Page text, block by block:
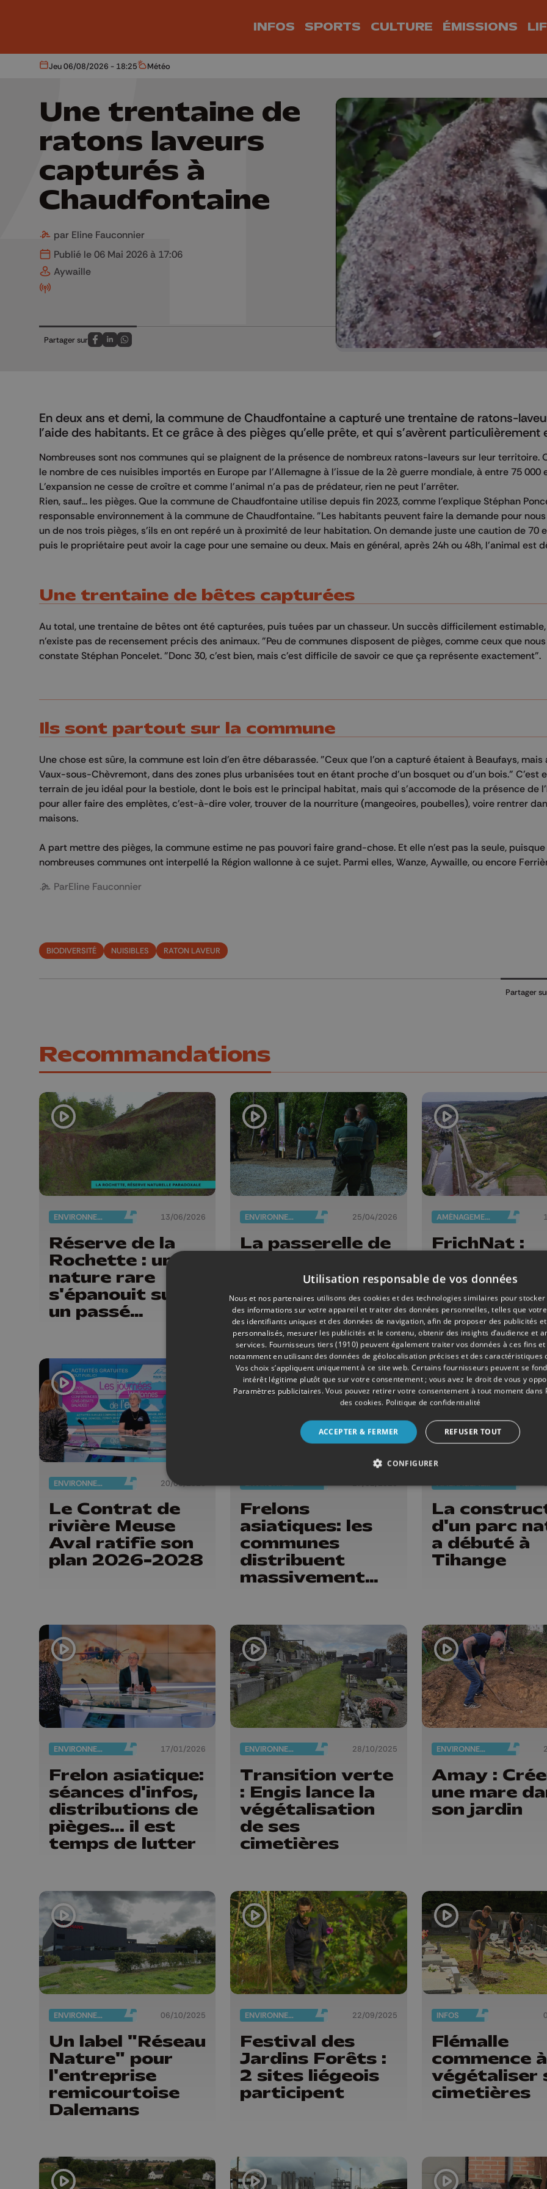
INFOS SPORTS CULTURE ÉMISSIONS
Aujourd'hui
Jeu 06/08/2026 - 18:25 Météo
Météo
Une trentaine de
ratons laveurs
capturés à
Chaudfontaine
par Eline Fauconnier
Publié le 06 Mai 2026 à 17:06
Aywaille
Partager sur
Partagez sur FaceBook
Partagez sur LinkedIn
Partagez sur Whatsapp
En deux ans et demi, la commune de Chaudfontaine a capturé une trentaine de ratons-
l'aide des habitants. Et ce grâce à des pièges qu'elle prête, et qui s'avèrent particulièrement
Nombreuses sont nos communes qui se plaignent de la présence de nombreux ratons-laveurs sur leur territoire.
le nombre de ces nuisibles importés en Europe par l'Allemagne à l'issue de la 2è guerre mondiale, à entre 75 000
L'expansion ne cesse de croître et comme l'animal n'a pas de prédateur, rien ne peut l'arrêter.
Rien, sauf... les pièges. Que la commune de Chaudfontaine utilise depuis fin 2023, comme l'explique Stéphan
responsable environnement à la commune de Chaudfontaine. "Les habitants peuvent faire la demande pour
un de nos trois pièges, s'ils en ont repéré un à proximité de leur habitation. On demande juste une caution de 70
puis le propriétaire peut avoir la cage pour une semaine ou deux. Mais en général, après 24h ou 48h, l'animal est
Une trentaine de bêtes capturées
Au total, une trentaine de bêtes ont été capturées, puis tuées par un chasseur. Un succès difficilement
n'existe pas de recensement précis des animaux. "Peu de communes disposent de pièges, comme ceux que
constate Stéphan Poncelet. "Donc 30, c'est bien, mais c'est difficile de savoir ce que ça représente exactement".
Ils sont partout sur la commune
Une chose est sûre, la commune est loin d'en être débarassée. "Ceux que l'on a capturé étaient à Beaufays, mais
Vaux-sous-Chèvremont, dans des zones plus urbanisées tout en étant proche d'un bosquet ou d'un bois." C'est
terrain de jeu idéal pour la bestiole, dont le bois est le principal habitat, mais qui s'accomode de la présence de
pour aller faire des emplètes, c'est-à-dire voler, trouver de la nourriture (mangeoires, poubelles), voire rentrer
maisons.
A part mettre des pièges, la commune estime ne pas pouvori faire grand-chose. Et elle n'est pas la seule,
nombreuses communes ont interpellé la Région wallonne à ce sujet. Parmi elles, Wanze, Aywaille, ou encore
ParEline Fauconnier
BIODIVERSITÉ NUISIBLES RATON LAVEUR
Partager
Recommandations
ENVIRONNEMENT 13/06/2026
Réserve de la
Rochette : une
nature rare
s'épanouit sur
un passé
ENVIRONNEMENT 25/04/2026
La passerelle de
public : un site
spectaculaire
sous haute
vigilance
AMÉNAGEMENT DU TERRITOIRE
FrichNat :
biodiversité
dans les
industrielles
ENVIRONNEMENT 20/03/2026
Le Contrat de
rivière Meuse
Aval ratifie son
plan 2026-2028
ENVIRONNEMENT
Frelons
asiatiques: les
communes
distribuent
massivement
AMÉNAGEMENT DU TERRITOIRE
La
d'un parc
a débuté à
Tihange
ENVIRONNEMENT 17/01/2026
Frelon asiatique:
séances d'infos,
distributions de
pièges... il est
temps de lutter
ENVIRONNEMENT 28/10/2025
Transition verte
: Engis lance la
végétalisation
de ses
cimetières
ENVIRONNEMENT
Amay :
une mare
son jardin
ENVIRONNEMENT 06/10/2025
Un label "Réseau
Nature" pour
l'entreprise
remicourtoise
Dalemans
ENVIRONNEMENT 22/09/2025
Festival des
Jardins Forêts :
2 sites liégeois
participent
INFOS
Flémalle
commence à
végétaliser
cimetières
Utilisation responsable de vos données
Nous et nos partenaires utilisons des cookies et des technologies similaires pour
des informations sur votre appareil et traiter des données personnelles, telles que votre
des identifiants uniques et des données de navigation, afin de proposer des publicités
personnalisés, mesurer les publicités et le contenu, obtenir des insights d’audience et
services. Fournisseurs tiers (1910) peuvent également traiter vos données à ces fins et
notamment en utilisant des données de géolocalisation précises et des caractéristiques
Vos choix s’appliquent uniquement à ce site web. Certains fournisseurs peuvent se
intérêt légitime plutôt que sur votre consentement ; vous avez le droit de vous y
Paramètres publicitaires. Vous pouvez retirer votre consentement à tout moment dans
des cookies. Politique de confidentialité
ACCEPTER & FERMER REFUSER TOUT
CONFIGURER